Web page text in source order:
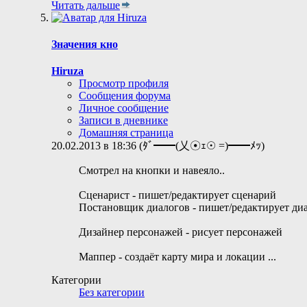
Читать дальше
Значения кно
Hiruza
Просмотр профиля
Сообщения форума
Личное сообщение
Записи в дневнике
Домашняя страница
20.02.2013 в 18:36 (ﾀﾞ━━(乂☉ｪ☉ =)━━ﾒｯ)
Смотрел на кнопки и навеяло..
Сценарист - пишет/редактирует сценарий
Постановщик диалогов - пишет/редактирует
Дизайнер персонажей - рисует персонажей
Маппер - создаёт карту мира и локации ...
Категории
Без категории